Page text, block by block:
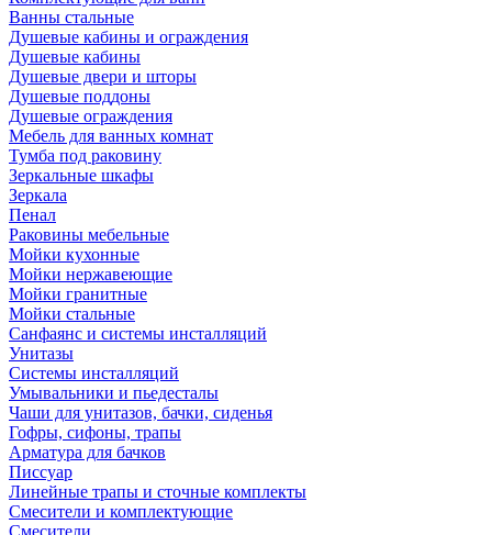
Ванны стальные
Душевые кабины и ограждения
Душевые кабины
Душевые двери и шторы
Душевые поддоны
Душевые ограждения
Мебель для ванных комнат
Тумба под раковину
Зеркальные шкафы
Зеркала
Пенал
Раковины мебельные
Мойки кухонные
Мойки нержавеющие
Мойки гранитные
Мойки стальные
Санфаянс и системы инсталляций
Унитазы
Системы инсталляций
Умывальники и пьедесталы
Чаши для унитазов, бачки, сиденья
Гофры, сифоны, трапы
Арматура для бачков
Писсуар
Линейные трапы и сточные комплекты
Смесители и комплектующие
Смесители